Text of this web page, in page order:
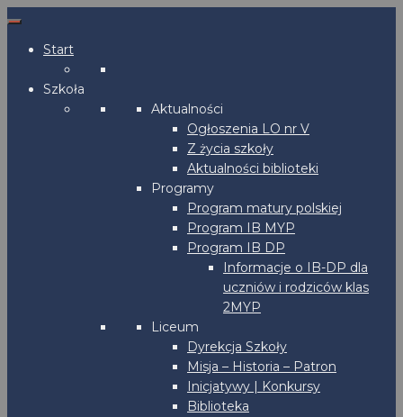
Start
Szkoła
Aktualności
Ogłoszenia LO nr V
Z życia szkoły
Aktualności biblioteki
Programy
Program matury polskiej
Program IB MYP
Program IB DP
Informacje o IB-DP dla
uczniów i rodziców klas
2MYP
Liceum
Dyrekcja Szkoły
Misja – Historia – Patron
Inicjatywy | Konkursy
Biblioteka